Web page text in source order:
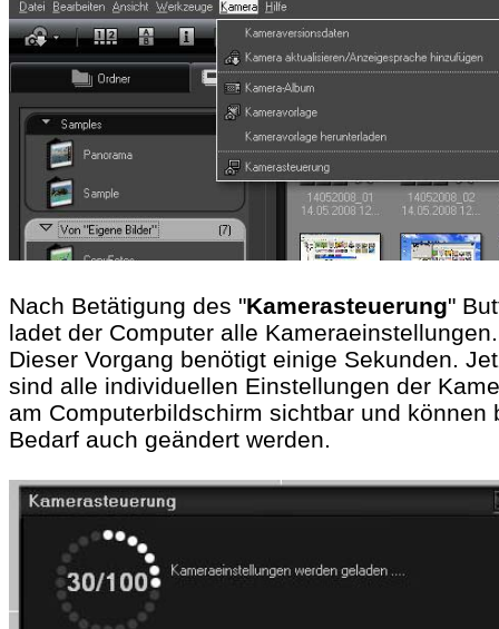
Nach Betätigung des "Kamerasteuerung"
ladet der Computer alle Kameraeinstellungen.
Dieser Vorgang benötigt einige Sekunden.
sind alle individuellen Einstellungen der
am Computerbildschirm sichtbar und können
Bedarf auch geändert werden.